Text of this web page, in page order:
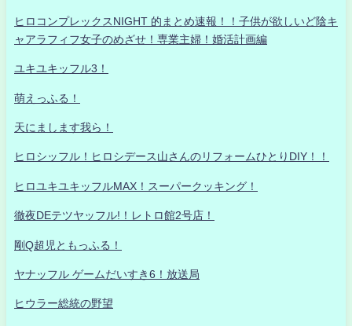
ヒロコンプレックスNIGHT 的まとめ速報！！子供が欲しいど陰キ
ャアラフィフ女子のめざせ！専業主婦！婚活計画編
ユキユキッフル3！
萌えっふる！
天にまします我ら！
ヒロシッフル！ヒロシデース山さんのリフォームひとりDIY！！
ヒロユキユキッフルMAX！スーパークッキング！
徹夜DEテツヤッフル!！レトロ館2号店！
剛Q超児ともっふる！
ヤナッフル ゲームだいすき6！放送局
ヒウラー総統の野望